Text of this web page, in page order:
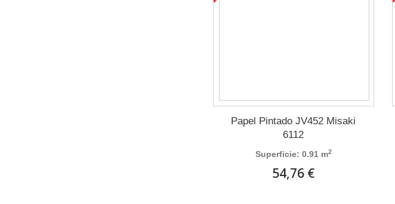
Papel Pintado JV452 Misaki
6112
Superficie: 0.91 m2
54,76 €